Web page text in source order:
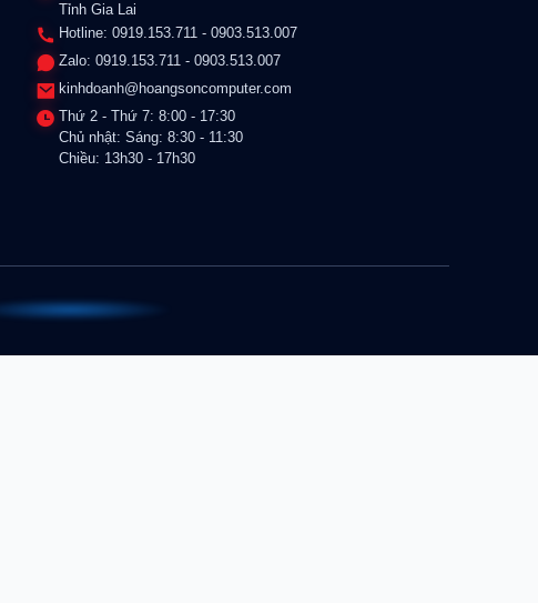
Tỉnh Gia Lai
Hotline: 0919.153.711 - 0903.513.007
Zalo: 0919.153.711 - 0903.513.007
kinhdoanh@hoangsoncomputer.com
Thứ 2 - Thứ 7: 8:00 - 17:30
Chủ nhật: Sáng: 8:30 - 11:30
Chiều: 13h30 - 17h30